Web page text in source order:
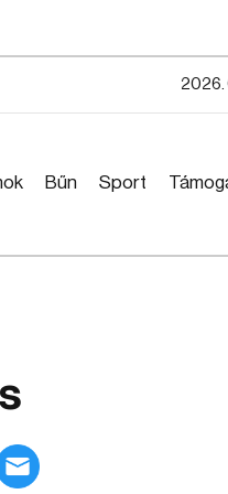
2026.
Bűn Sport